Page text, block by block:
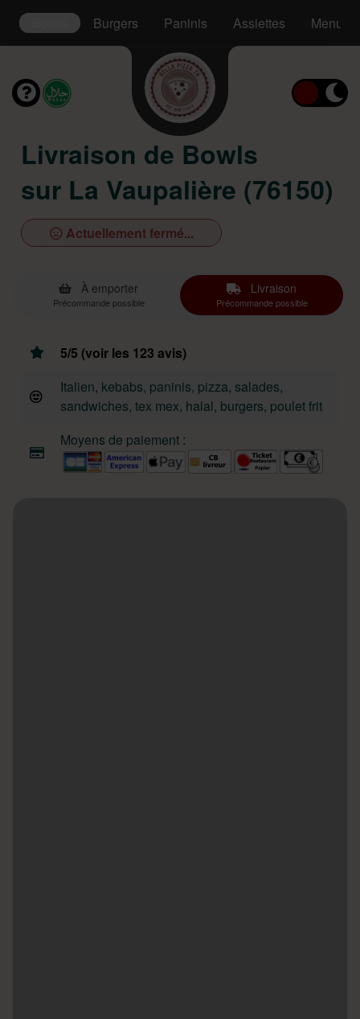
Burgers Paninis Assiettes Menu
Livraison de Bowls
sur La Vaupalière (76150)
Actuellement fermé...
À emporter
Précommande possible
Livraison
Précommande possible
5/5 (voir les 123 avis)
Italien, kebabs, paninis, pizza, salades,
sandwiches, tex mex, halal, burgers, poulet frit
Moyens de paiement :